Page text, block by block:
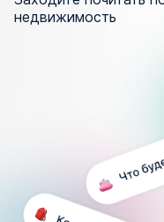
недвижимость